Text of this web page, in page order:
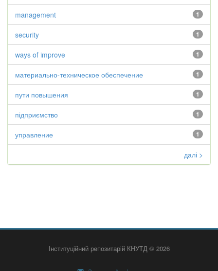
1
management
1
security
1
ways of improve
1
материально-техническое обеспечение
1
пути повышения
1
підприємство
1
управление
далі >
Інституційний репозитарій КНУТД © 2026